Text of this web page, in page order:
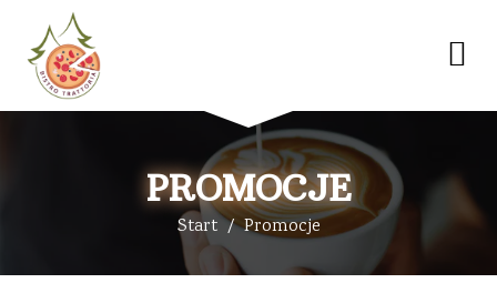
PROMOCJE
Start Promocje